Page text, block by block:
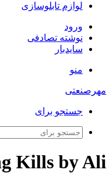
لوازم تابلوسازی
ورود
نوشته تصادفی
سایدبار
منو
مهرصنعتی
جستجو برای
Kills by Ali